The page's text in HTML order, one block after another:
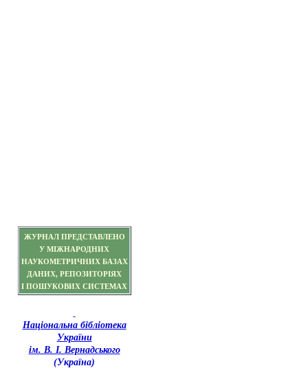
ЖУРНАЛ ПРЕДСТАВЛЕНО
У МІЖНАРОДНИХ
НАУКОМЕТРИЧНИХ БАЗАХ
ДАНИХ, РЕПОЗИТОРІЯХ
І ПОШУКОВИХ СИСТЕМАХ
Національна бібліотека
України
ім. В. І. Вернадського
(Україна)